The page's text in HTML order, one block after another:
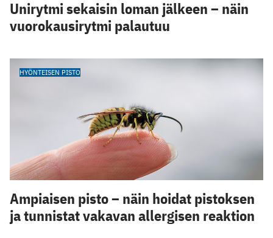
Unirytmi sekaisin loman jälkeen – näin
vuorokausirytmi palautuu
HYÖNTEISEN PISTO
Ampiaisen pisto – näin hoidat pistoksen
ja tunnistat vakavan allergisen reaktion